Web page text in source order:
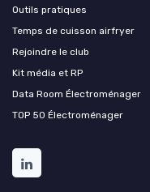
Outils pratiques
Temps de cuisson airfryer
Rejoindre le club
Kit média et RP
Data Room Électroménager
TOP 50 Électroménager